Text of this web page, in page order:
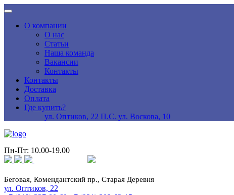
О компании
О нас
Статьи
Наша команда
Вакансии
Контакты
Контакты
Доставка
Оплата
Где купить?
ул. Оптиков, 22 П.С. ул. Воскова, 10
Пн-Пт: 10.00-19.00
Беговая, Комендантский пр., Старая Деревня
ул. Оптиков, 22